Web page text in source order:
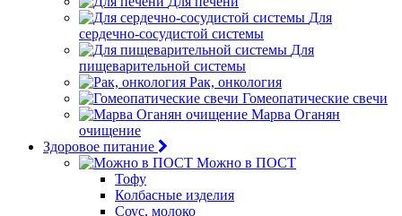
Для
сердечно-сосудистой системы
Для
пищеварительной системы
Рак, онкология
Гомеопатические свечи
Марва Оганян
очищение
Здоровое питание
Можно в ПОСТ
Тофу
Колбасные изделия
Соус, молоко